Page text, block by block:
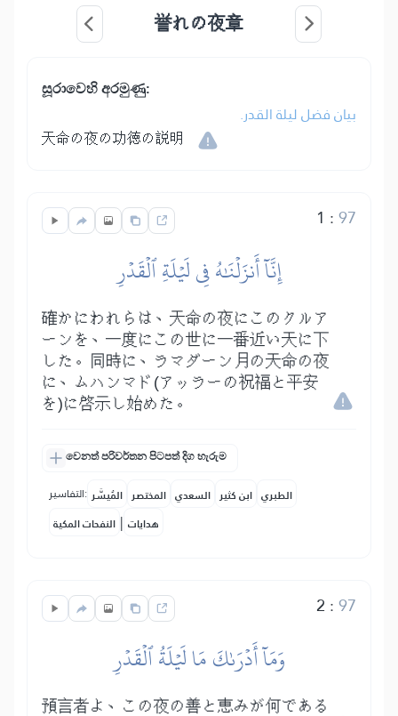
誉れの夜章
සූරාවෙහි අරමුණු:
بيان فضل ليلة القدر.
天命の夜の功徳の説明
1 :97
إِنَّآ أَنزَلۡنَٰهُ فِي لَيۡلَةِ ٱلۡقَدۡرِ
確かにわれらは、天命の夜にこのクルア
ーンを、一度にこの世に一番近い天に下
した。同時に、ラマダーン月の天命の夜
に、ムハンマド(アッラーの祝福と平安
を)に啓示し始めた。
වෙනත් පරිවර්තන පිටපත් දිග හැරුම
التفاسير: المُيسَّر المختصر السعدي ابن كثير الطبري
النفحات المكية | هدايات
2 :97
وَمَآ أَدۡرَىٰكَ مَا لَيۡلَةُ ٱلۡقَدۡرِ
預言者よ、この夜の善と恵みが何である